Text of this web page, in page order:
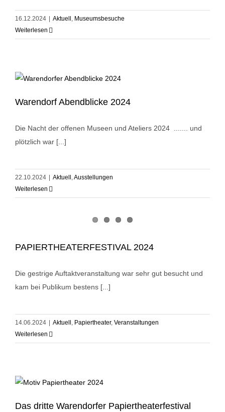
16.12.2024 Aktuell , Museumsbesuche
Weiterlesen
Warendorf Abendblicke 2024
Die Nacht der offenen Museen und Ateliers 2024 ....... und
plötzlich war [...]
22.10.2024 Aktuell ,Ausstellungen
Weiterlesen
PAPIERTHEATERFESTIVAL 2024
Die gestrige Auftaktveranstaltung war sehr gut besucht und
kam bei Publikum bestens [...]
14.06.2024 Aktuell , Papiertheater, Veranstaltungen
Weiterlesen
Das dritte Warendorfer Papiertheaterfestival